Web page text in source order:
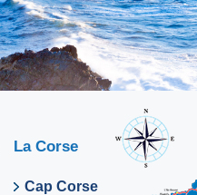
La Corse
Cap Corse